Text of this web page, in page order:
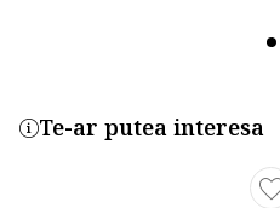
Te-ar putea interesa